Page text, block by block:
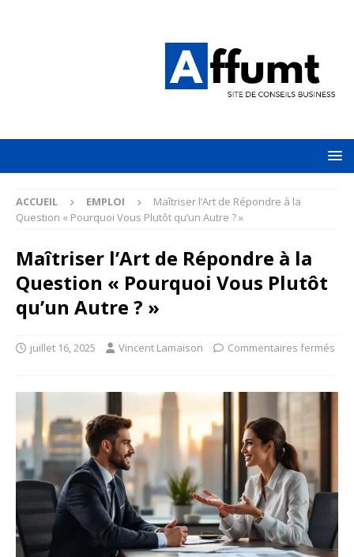
ACCUEIL EMPLOI
Maîtriser l’Art de Répondre à la
Question « Pourquoi Vous Plutôt qu’un Autre ? »
Maîtriser l’Art de Répondre à la
Question « Pourquoi Vous Plutôt
qu’un Autre ? »
juillet 16, 2025 Vincent Lamaison Commentaires fermés